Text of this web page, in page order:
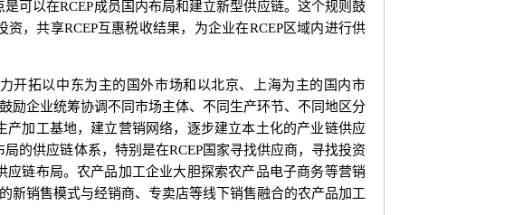
以在RCEP成员国内布局和建立新型供应链。这个规则鼓
，共享RCEP互惠税收结果，为企业在RCEP区域内进行供
拓以中东为主的国外市场和以北京、上海为主的国内市
励企业统筹协调不同市场主体、不同生产环节、不同地区分
产加工基地，建立营销网络，逐步建立本土化的产业链供应
的供应链体系，特别是在RCEP国家寻找供应商，寻找投资
应链布局。农产品加工企业大胆探索农产品电子商务等营销
新销售模式与经销商、专卖店等线下销售融合的农产品加工